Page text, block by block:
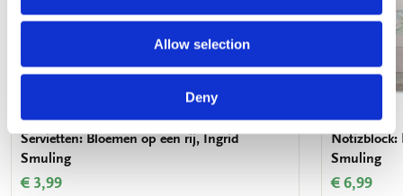
Allow selection
Deny
Servietten: Bloemen op een rij, Ingrid
Smuling
€ 3,99
Notizblock:
Smuling
€ 6,99